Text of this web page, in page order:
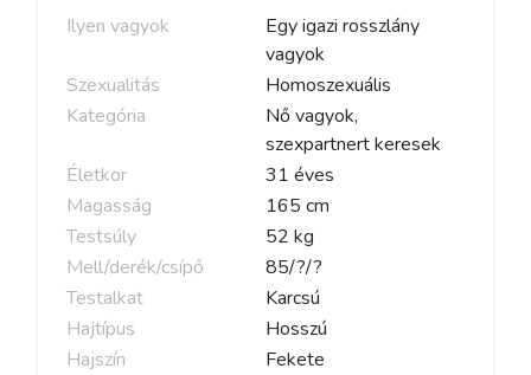
Ilyen vagyok
Egy igazi rosszlány
vagyok
Szexualitás
Homoszexuális
Kategória
Nő vagyok,
szexpartnert keresek
Életkor
31 éves
Magasság
165 cm
Testsúly
52 kg
Mell/derék/csípő
85/?/?
Testalkat
Karcsú
Hajtípus
Hosszú
Hajszín
Fekete